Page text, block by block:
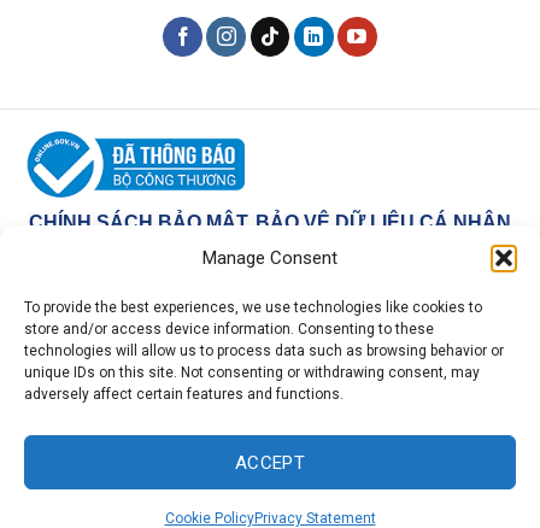
Manage Consent
To provide the best experiences, we use technologies like cookies to
store and/or access device information. Consenting to these
technologies will allow us to process data such as browsing behavior or
unique IDs on this site. Not consenting or withdrawing consent, may
adversely affect certain features and functions.
ACCEPT
Cookie PolicyPrivacy Statement
CHÍNH SÁCH BẢO MẬT, BẢO VỆ DỮ LIỆU CÁ NHÂN
VÀ COOKIE
Tuyên bố trách nhiệm:
LawPlus là một công ty tư nhân và không trực thuộc Chính
phủ Việt Nam. Chúng tôi cung cấp dịch vụ tư vấn và hỗ trợ
pháp lý, chứ không cung cấp bản thân các tài liệu của
chính phủ.